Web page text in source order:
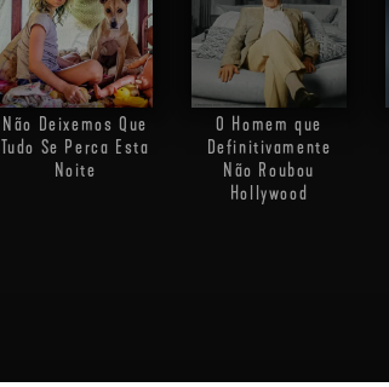
Não Deixemos Que
Tudo Se Perca Esta
Noite
O Homem que
Definitivamente
Não Roubou
Hollywood